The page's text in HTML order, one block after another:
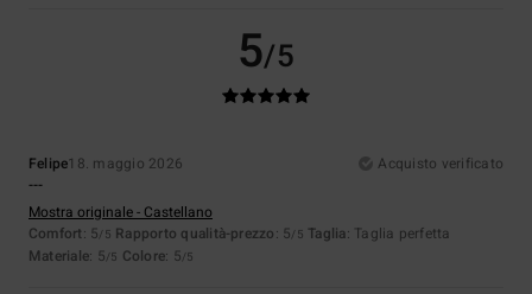
5/5
Felipe18. maggio 2026
Acquisto verificato
---
Mostra originale - Castellano
Comfort: 5/5 Rapporto qualità-prezzo: 5/5 Taglia: Taglia perfetta
Materiale: 5/5 Colore: 5/5